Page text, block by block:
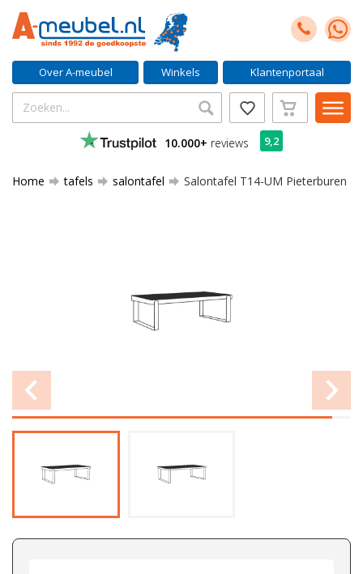
Over A-meubel Winkels Klantenportaal
10.000+ reviews 9,2
Home tafels salontafel Salontafel T14-UM Pieterburen